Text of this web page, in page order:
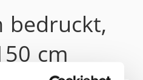
bedruckt,
cm